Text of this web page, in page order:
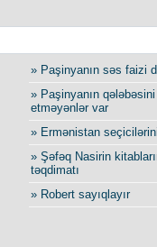
» Paşinyanın səs faizi
» Paşinyanın
etməyənlər var
» Ermənistan
» Şəfəq Nasirin
təqdimatı
» Robert sayıqlayır